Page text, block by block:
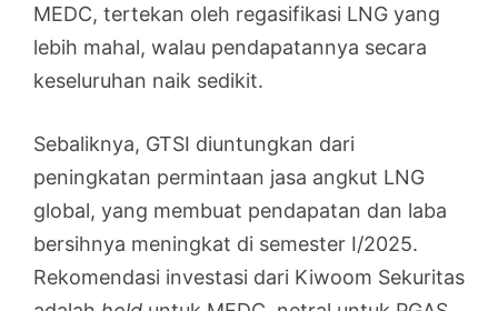
MEDC, tertekan oleh regasifikasi LNG yang
lebih mahal, walau pendapatannya secara
keseluruhan naik sedikit.
Sebaliknya, GTSI diuntungkan dari
peningkatan permintaan jasa angkut LNG
global, yang membuat pendapatan dan laba
bersihnya meningkat di semester I/2025.
Rekomendasi investasi dari Kiwoom Sekuritas